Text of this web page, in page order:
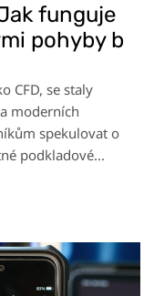
funguje
pohyby b
CFD, se staly
moderních
spekulovat o
podkladové...